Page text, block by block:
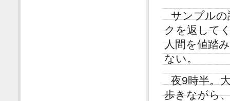
サンプル
クを返して
人間を値踏
ない。
夜9時半。
歩きながら